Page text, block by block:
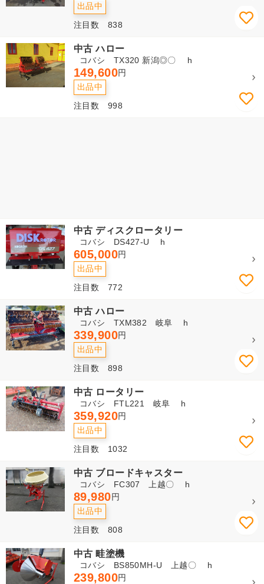
出品中
注目数 838
中古 ハロー
コバシ TX320 新潟◎〇 h
149,600円
出品中
注目数 998
中古 ディスクロータリー
コバシ DS427-U h
605,000円
出品中
注目数 772
中古 ハロー
コバシ TXM382 岐阜 h
339,900円
出品中
注目数 898
中古 ロータリー
コバシ FTL221 岐阜 h
359,920円
出品中
注目数 1032
中古 ブロードキャスター
コバシ FC307 上越〇 h
89,980円
出品中
注目数 808
中古 畦塗機
コバシ BS850MH-U 上越〇 h
239,800円